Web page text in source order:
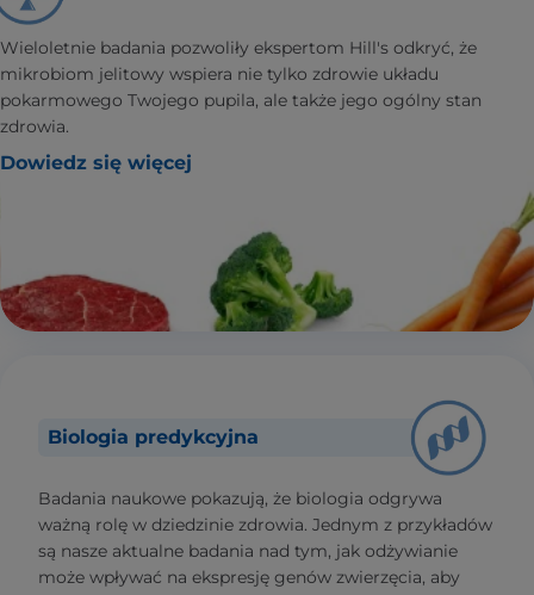
Wieloletnie badania pozwoliły ekspertom Hill's odkryć, że
mikrobiom jelitowy wspiera nie tylko zdrowie układu
pokarmowego Twojego pupila, ale także jego ogólny stan
zdrowia.
Dowiedz się więcej
Biologia predykcyjna
Badania naukowe pokazują, że biologia odgrywa
ważną rolę w dziedzinie zdrowia. Jednym z przykładów
są nasze aktualne badania nad tym, jak odżywianie
może wpływać na ekspresję genów zwierzęcia, aby